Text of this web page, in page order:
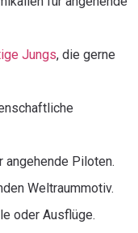
Jungs, die gerne
Piloten.
Weltraummotiv.
oder Ausflüge.